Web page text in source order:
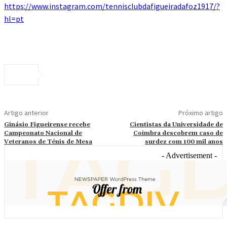
https://www.instagram.com/tennisclubdafigueiradafoz1917/?
hl=pt
Artigo anterior
Ginásio Figueirense recebe
Campeonato Nacional de
Veteranos de Ténis de Mesa
Próximo artigo
Cientistas da Universidade de
Coimbra descobrem caso de
surdez com 100 mil anos
- Advertisement -